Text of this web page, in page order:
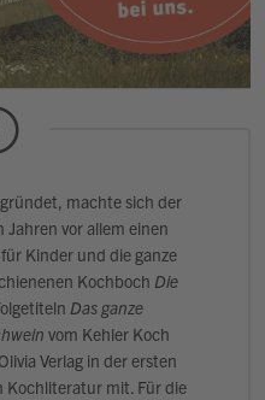
machte sich der
Jahren vor allem einen
Kinder und die ganze
Kochboch Die
Das ganze
vom Kehler Koch
Verlag in der ersten
Kochliteratur mit. Für die